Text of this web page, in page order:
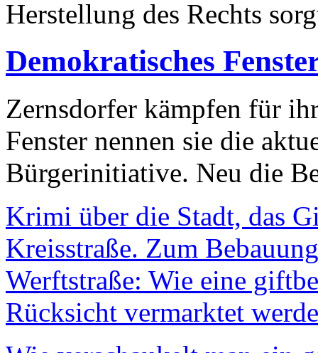
Herstellung des Rechts
Demokratisches
Zernsdorfer kämpfen für
Fenster nennen sie die
Bürgerinitiative. Neu die
Krimi über die Stadt, das
Kreisstraße. Zum
Werftstraße: Wie eine
Rücksicht vermarktet